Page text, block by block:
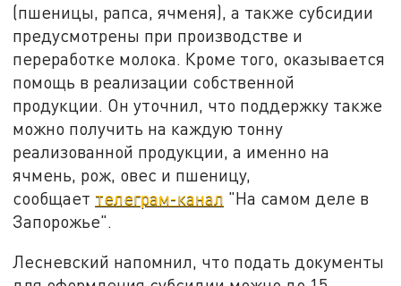
(пшеницы, рапса, ячменя), а также субсидии
предусмотрены при производстве и
переработке молока. Кроме того, оказывается
помощь в реализации собственной
продукции. Он уточнил, что поддержку также
можно получить на каждую тонну
реализованной продукции, а именно на
ячмень, рож, овес и пшеницу,
сообщает телеграм-канал "На самом деле в
Запорожье".
Лесневский напомнил, что подать документы